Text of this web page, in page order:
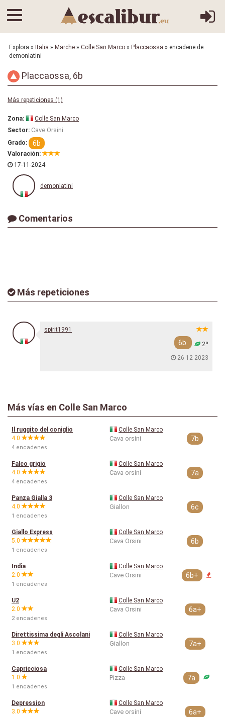
Explora » Italia » Marche » Colle San Marco » Placcaossa » encadene de
demonlatini
Placcaossa, 6b
Más repeticiones (1)
Zona:
Colle San Marco
Sector: Cave Orsini
Grado: 6b
Valoración:
17-11-2024
demonlatini
Comentarios
Más repeticiones
spirit1991
6b
2º
26-12-2023
Más vías en Colle San Marco
Il ruggito del coniglio
4.0
4 encadenes
Colle San Marco
Cava orsini 7b
Falco grigio
4.0
4 encadenes
Colle San Marco
Cava orsini 7a
Panza Gialla 3
4.0
1 encadenes
Colle San Marco
Giallon 6c
Giallo Express
5.0
1 encadenes
Colle San Marco
Cava Orsini 6b
India
2.0
1 encadenes
Colle San Marco
Cave Orsini 6b+
U2
2.0
2 encadenes
Colle San Marco
Cava Orsini 6a+
Direttissima degli Ascolani
3.0
1 encadenes
Colle San Marco
Giallon 7a+
Capricciosa
1.0
1 encadenes
Colle San Marco
Pizza 7a
Depression
3.0
Colle San Marco
Cave orsini 6a+